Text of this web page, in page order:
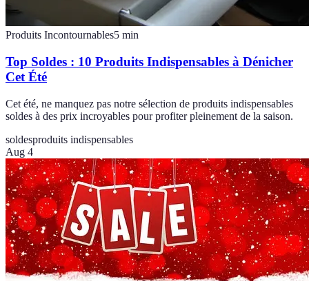
Produits Incontournables5 min
Top Soldes : 10 Produits Indispensables à Dénicher
Cet Été
Cet été, ne manquez pas notre sélection de produits indispensables
soldes à des prix incroyables pour profiter pleinement de la saison.
soldesproduits indispensables
Aug 4